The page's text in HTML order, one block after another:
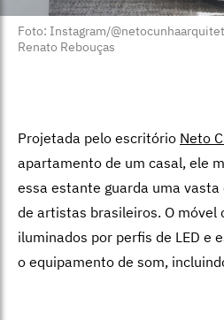
Foto: Instagram/
Renato Rebouças
Projetada pelo escritório Neto
apartamento de um casal, ele
essa estante guarda uma
de artistas brasileiros. O móvel
iluminados por perfis de LED e
o equipamento de som,